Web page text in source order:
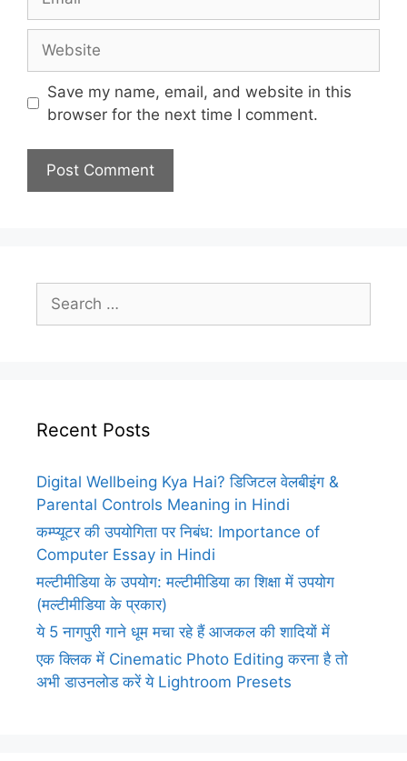
Save my name, email, and website in this
browser for the next time I comment.
Search
for:
Recent Posts
Digital Wellbeing Kya Hai? डिजिटल वेलबीइंग &
Parental Controls Meaning in Hindi
कम्प्यूटर की उपयोगिता पर निबंध: Importance of
Computer Essay in Hindi
मल्टीमीडिया के उपयोग: मल्टीमीडिया का शिक्षा में उपयोग
(मल्टीमीडिया के प्रकार)
ये 5 नागपुरी गाने धूम मचा रहे हैं आजकल की शादियों में
एक क्लिक में Cinematic Photo Editing करना है तो
अभी डाउनलोड करें ये Lightroom Presets